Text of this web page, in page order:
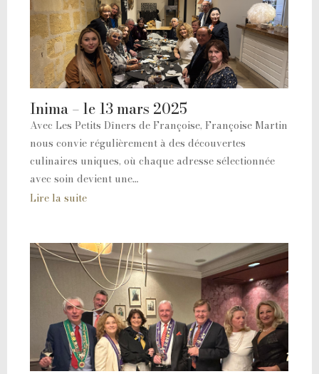
Inima – le 13 mars 2025
Avec Les Petits Dîners de Françoise, Françoise Martin
nous convie régulièrement à des découvertes
culinaires uniques, où chaque adresse sélectionnée
avec soin devient une…
Lire la suite